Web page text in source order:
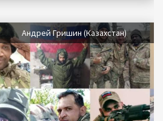
Андрей Гришин (Казахстан)